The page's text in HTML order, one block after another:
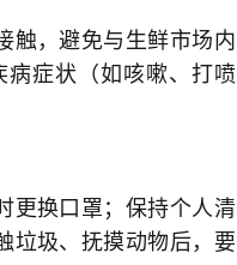
触，避免与生鲜市场内
病症状（如咳嗽、打喷
更换口罩；保持个人清
垃圾、抚摸动物后，要